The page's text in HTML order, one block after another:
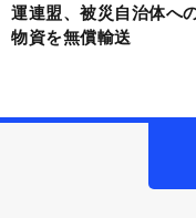
運連盟、被災自治体へ
物資を無償輸送